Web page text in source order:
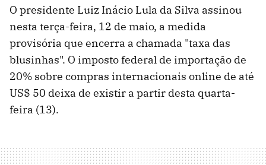
O presidente Luiz Inácio Lula da Silva assinou
nesta terça-feira, 12 de maio, a medida
provisória que encerra a chamada "taxa das
blusinhas". O imposto federal de importação de
20% sobre compras internacionais online de até
US$ 50 deixa de existir a partir desta quarta-
feira (13).